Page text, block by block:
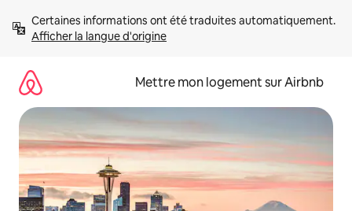
directement
Afficher la langue d'origine
Mettre mon logement sur Airbnb